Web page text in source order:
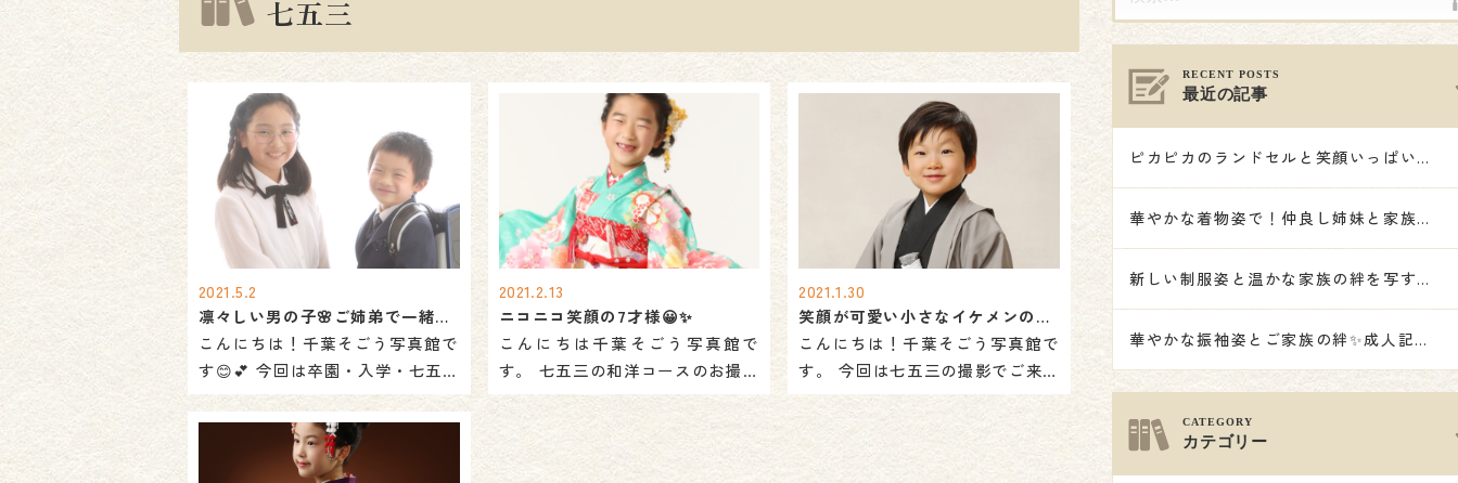
七五三
2021.5.2
凛々しい男の子🌸ご姉弟で一緒に…
こんにちは！千葉そごう写真館で
す😊💕 今回は卒園・入学・七五三
と盛りだくさんの撮影に来られた
凛々しい […]
2021.2.13
ニコニコ笑顔の7才様😀✨
こんにちは千葉そごう写真館で
す。 七五三の和洋コースのお撮影
に来られたお客様のご紹介です。
今回のお […]
2021.1.30
笑顔が可愛い小さなイケメンの５歳さん✨
こんにちは！千葉そごう写真館で
す。 今回は七五三の撮影でご来店
いただいたお客様のご紹介です✨
最近の記事
ピカピカのランドセルと笑顔いっぱいの記念撮影🌸
華やかな着物姿で！仲良し姉妹と家族で祝う七五三🎋👘🌟
新しい制服姿と温かな家族の絆を写す記念撮影🌸
華やかな振袖姿とご家族の絆✨成人記念撮影👘
カテゴリー